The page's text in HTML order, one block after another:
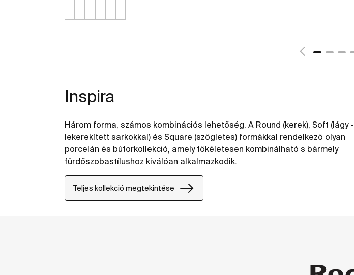
Inspira
Három forma, számos kombinációs lehetőség. A Round (kerek), Soft (lágy -
lekerekített sarkokkal) és Square (szögletes) formákkal rendelkező olyan
porcelán és bútorkollekció, amely tökéletesen kombinálható s bármely
fürdőszobastílushoz kiválóan alkalmazkodik.
Teljes kollekció megtekintése